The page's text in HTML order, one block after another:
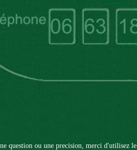
question ou une precision, merci d'utilisez le